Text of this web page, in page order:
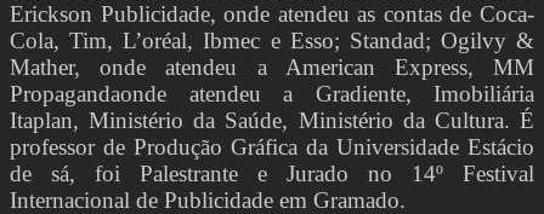
Erickson Publicidade, onde atendeu as contas de Coca-
Cola, Tim, L’oréal, Ibmec e Esso; Standad; Ogilvy &
Mather, onde atendeu a American Express, MM
Propagandaonde atendeu a Gradiente, Imobiliária
Itaplan, Ministério da Saúde, Ministério da Cultura. É
professor de Produção Gráfica da Universidade Estácio
de sá, foi Palestrante e Jurado no 14º Festival
Internacional de Publicidade em Gramado.